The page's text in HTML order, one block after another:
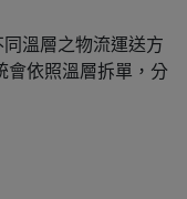
溫層之物流運送方
會依照溫層拆單，分